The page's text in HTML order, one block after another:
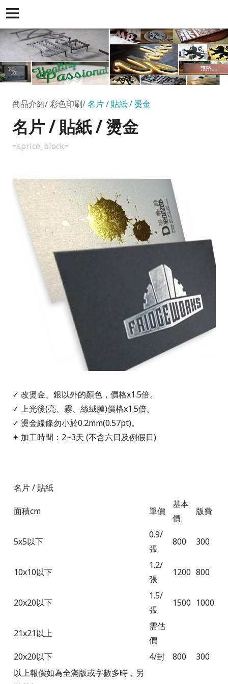
商品介紹 彩色印刷 名片 / 貼紙 / 燙金
名片 / 貼紙 / 燙金
=sprice_block=
✓ 改燙金、銀以外的顏色，價格x1.5倍。
✓ 上光後(亮、霧、絲絨膜)價格x1.5倍。
✓ 燙金線條勿小於0.2mm(0.57pt)。
✦ 加工時間：2~3天 (不含六日及例假日)
名片 / 貼紙
面積cm 單價
基本
價
版費
5x5以下
0.9/
張
800 300
10x10以下
1.2/
張
1200 800
20x20以下
1.5/
張
1500 1000
21x21以上
需估
價
20x20以下
4/封 800
300
以上報價如為全滿版或字數多時，另